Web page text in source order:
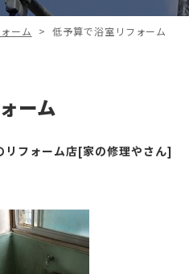
ーム > 低予算で浴室リフォーム
ーム
リフォーム店[家の修理やさん]